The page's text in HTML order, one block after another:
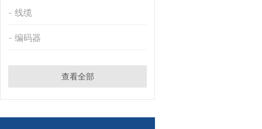
线缆
编码器
查看全部